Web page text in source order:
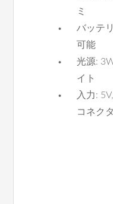
ミ
バッテ
可能
光源:
イト
入力:
コネク